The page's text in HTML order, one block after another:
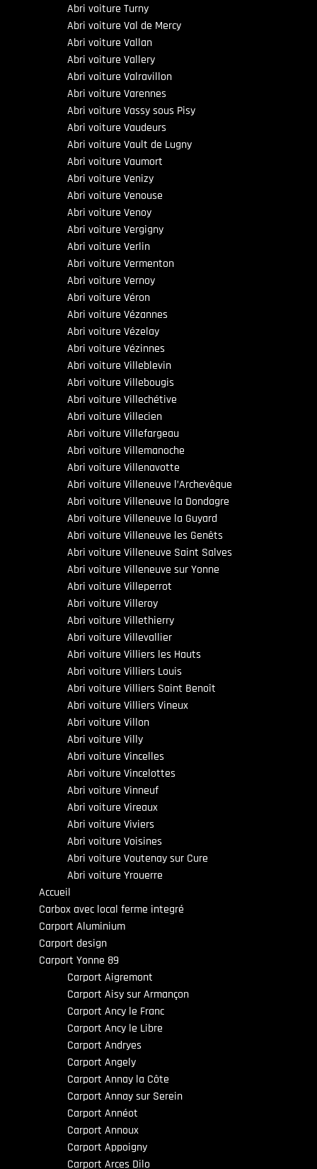
Abri voiture Turny
Abri voiture Val de Mercy
Abri voiture Vallan
Abri voiture Vallery
Abri voiture Valravillon
Abri voiture Varennes
Abri voiture Vassy sous Pisy
Abri voiture Vaudeurs
Abri voiture Vault de Lugny
Abri voiture Vaumort
Abri voiture Venizy
Abri voiture Venouse
Abri voiture Venoy
Abri voiture Vergigny
Abri voiture Verlin
Abri voiture Vermenton
Abri voiture Vernoy
Abri voiture Véron
Abri voiture Vézannes
Abri voiture Vézelay
Abri voiture Vézinnes
Abri voiture Villeblevin
Abri voiture Villebougis
Abri voiture Villechétive
Abri voiture Villecien
Abri voiture Villefargeau
Abri voiture Villemanoche
Abri voiture Villenavotte
Abri voiture Villeneuve l’Archevêque
Abri voiture Villeneuve la Dondagre
Abri voiture Villeneuve la Guyard
Abri voiture Villeneuve les Genêts
Abri voiture Villeneuve Saint Salves
Abri voiture Villeneuve sur Yonne
Abri voiture Villeperrot
Abri voiture Villeroy
Abri voiture Villethierry
Abri voiture Villevallier
Abri voiture Villiers les Hauts
Abri voiture Villiers Louis
Abri voiture Villiers Saint Benoît
Abri voiture Villiers Vineux
Abri voiture Villon
Abri voiture Villy
Abri voiture Vincelles
Abri voiture Vincelottes
Abri voiture Vinneuf
Abri voiture Vireaux
Abri voiture Viviers
Abri voiture Voisines
Abri voiture Voutenay sur Cure
Abri voiture Yrouerre
Accueil
Carbox avec local ferme integré
Carport Aluminium
Carport design
Carport Yonne 89
Carport Aigremont
Carport Aisy sur Armançon
Carport Ancy le Franc
Carport Ancy le Libre
Carport Andryes
Carport Angely
Carport Annay la Côte
Carport Annay sur Serein
Carport Annéot
Carport Annoux
Carport Appoigny
Carport Arces Dilo